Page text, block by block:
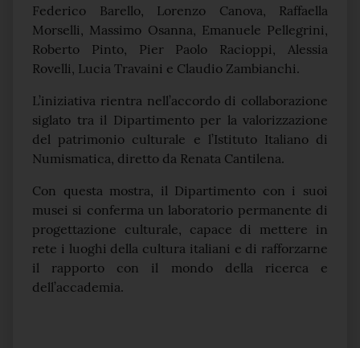
Federico Barello, Lorenzo Canova, Raffaella
Morselli, Massimo Osanna, Emanuele Pellegrini,
Roberto Pinto, Pier Paolo Racioppi, Alessia
Rovelli, Lucia Travaini e Claudio Zambianchi.
L’iniziativa rientra nell’accordo di collaborazione
siglato tra il Dipartimento per la valorizzazione
del patrimonio culturale e l’Istituto Italiano di
Numismatica, diretto da Renata Cantilena.
Con questa mostra, il Dipartimento con i suoi
musei si conferma un laboratorio permanente di
progettazione culturale, capace di mettere in
rete i luoghi della cultura italiani e di rafforzarne
il rapporto con il mondo della ricerca e
dell’accademia.